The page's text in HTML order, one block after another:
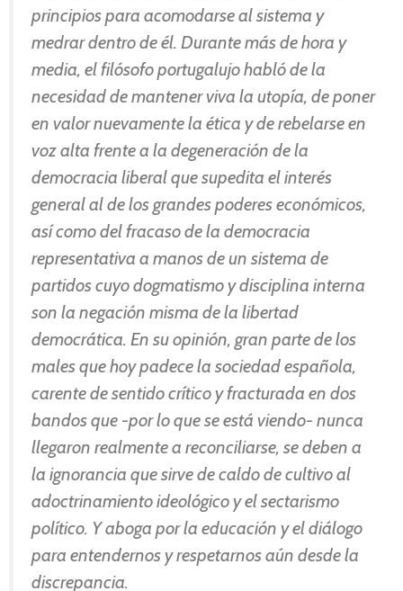
principios para acomodarse al sistema y
medrar dentro de él. Durante más de hora y
media, el filósofo portugalujo habló de la
necesidad de mantener viva la utopía, de poner
en valor nuevamente la ética y de rebelarse en
voz alta frente a la degeneración de la
democracia liberal que supedita el interés
general al de los grandes poderes económicos,
así como del fracaso de la democracia
representativa a manos de un sistema de
partidos cuyo dogmatismo y disciplina interna
son la negación misma de la libertad
democrática. En su opinión, gran parte de los
males que hoy padece la sociedad española,
carente de sentido crítico y fracturada en dos
bandos que -por lo que se está viendo- nunca
llegaron realmente a reconciliarse, se deben a
la ignorancia que sirve de caldo de cultivo al
adoctrinamiento ideológico y el sectarismo
político. Y aboga por la educación y el diálogo
para entendernos y respetarnos aún desde la
discrepancia.